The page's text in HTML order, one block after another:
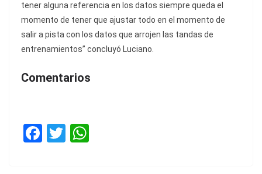
tener alguna referencia en los datos siempre queda el
momento de tener que ajustar todo en el momento de
salir a pista con los datos que arrojen las tandas de
entrenamientos” concluyó Luciano.
Comentarios
F T